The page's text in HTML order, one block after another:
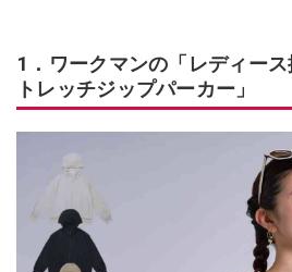
1．ワークマンの「レディー
トレッチジップパーカー」